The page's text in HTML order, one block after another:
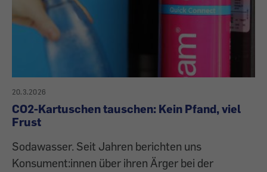
20.3.2026
CO2-Kartuschen tauschen: Kein Pfand, viel
Frust
Sodawasser. Seit Jahren berichten uns
Konsument:innen über ihren Ärger bei der